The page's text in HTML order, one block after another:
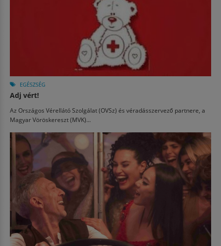
EGÉSZSÉG
Adj vért!
Az Országos Vérellátó Szolgálat (OVSz) és véradásszervező partnere, a
Magyar Vöröskereszt (MVK)...